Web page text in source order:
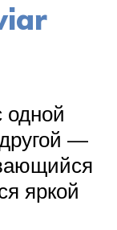
одной
—
яркой